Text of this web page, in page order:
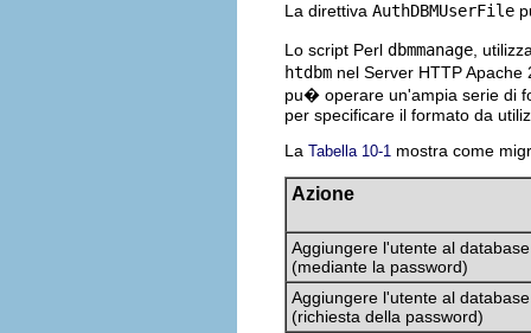
La direttiva AuthDBMUserFile
Lo script Perl dbmmanage ,
htdbm nel Server HTTP
pu� operare un'ampia serie di
per specificare il formato da
La Tabella 10-1 mostra come
Azione
Aggiungere l'utente al database
(mediante la password)
Aggiungere l'utente al database
(richiesta della password)